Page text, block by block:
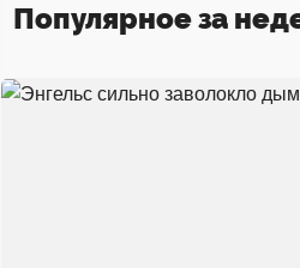
Популярное за